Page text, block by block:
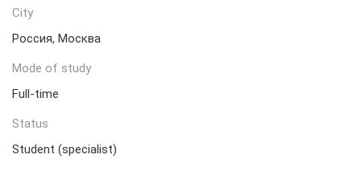
City
Россия, Москва
Mode of study
Full-time
Status
Student (specialist)